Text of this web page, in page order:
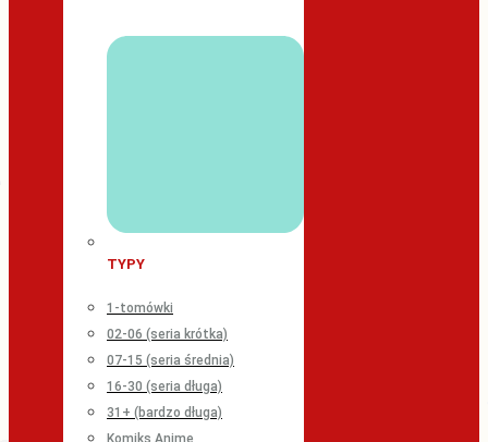
TYPY
1-tomówki
02-06 (seria krótka)
07-15 (seria średnia)
16-30 (seria długa)
31+ (bardzo długa)
Komiks Anime